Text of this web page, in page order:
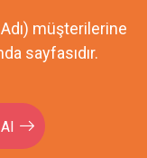
müşterilerine
sayfasıdır.